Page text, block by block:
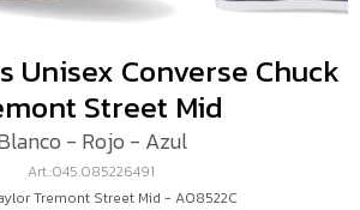
Unisex Converse Chuck
Street Mid
- Rojo - Azul
045.085226491
Tremont Street Mid - A08522C